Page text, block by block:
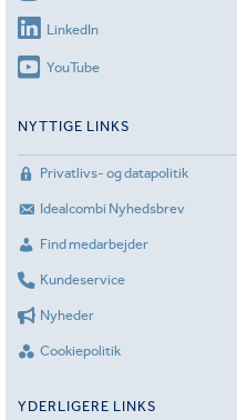
LinkedIn
YouTube
NYTTIGE LINKS
Privatlivs- og datapolitik
Idealcombi Nyhedsbrev
Find medarbejder
Kundeservice
Nyheder
Cookiepolitik
YDERLIGERE LINKS